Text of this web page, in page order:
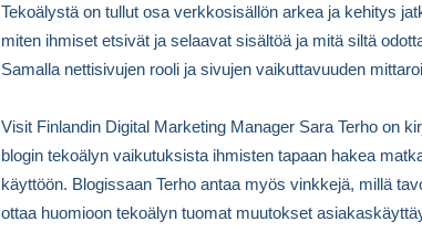
Tekoälystä on tullut osa verkkosisällön arkea ja kehitys
miten ihmiset etsivät ja selaavat sisältöä ja mitä siltä
Samalla nettisivujen rooli ja sivujen vaikuttavuuden
Visit Finlandin Digital Marketing Manager Sara Terho on
blogin tekoälyn vaikutuksista ihmisten tapaan hakea
käyttöön. Blogissaan Terho antaa myös vinkkejä, millä
ottaa huomioon tekoälyn tuomat muutokset